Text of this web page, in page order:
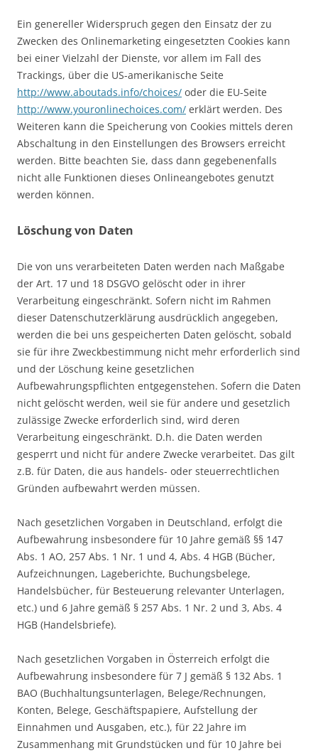
Ein genereller Widerspruch gegen den Einsatz der zu
Zwecken des Onlinemarketing eingesetzten Cookies kann
bei einer Vielzahl der Dienste, vor allem im Fall des
Trackings, über die US-amerikanische Seite
http://www.aboutads.info/choices/ oder die EU-Seite
http://www.youronlinechoices.com/ erklärt werden. Des
Weiteren kann die Speicherung von Cookies mittels deren
Abschaltung in den Einstellungen des Browsers erreicht
werden. Bitte beachten Sie, dass dann gegebenenfalls
nicht alle Funktionen dieses Onlineangebotes genutzt
werden können.
Löschung von Daten
Die von uns verarbeiteten Daten werden nach Maßgabe
der Art. 17 und 18 DSGVO gelöscht oder in ihrer
Verarbeitung eingeschränkt. Sofern nicht im Rahmen
dieser Datenschutzerklärung ausdrücklich angegeben,
werden die bei uns gespeicherten Daten gelöscht, sobald
sie für ihre Zweckbestimmung nicht mehr erforderlich sind
und der Löschung keine gesetzlichen
Aufbewahrungspflichten entgegenstehen. Sofern die Daten
nicht gelöscht werden, weil sie für andere und gesetzlich
zulässige Zwecke erforderlich sind, wird deren
Verarbeitung eingeschränkt. D.h. die Daten werden
gesperrt und nicht für andere Zwecke verarbeitet. Das gilt
z.B. für Daten, die aus handels- oder steuerrechtlichen
Gründen aufbewahrt werden müssen.
Nach gesetzlichen Vorgaben in Deutschland, erfolgt die
Aufbewahrung insbesondere für 10 Jahre gemäß §§ 147
Abs. 1 AO, 257 Abs. 1 Nr. 1 und 4, Abs. 4 HGB (Bücher,
Aufzeichnungen, Lageberichte, Buchungsbelege,
Handelsbücher, für Besteuerung relevanter Unterlagen,
etc.) und 6 Jahre gemäß § 257 Abs. 1 Nr. 2 und 3, Abs. 4
HGB (Handelsbriefe).
Nach gesetzlichen Vorgaben in Österreich erfolgt die
Aufbewahrung insbesondere für 7 J gemäß § 132 Abs. 1
BAO (Buchhaltungsunterlagen, Belege/Rechnungen,
Konten, Belege, Geschäftspapiere, Aufstellung der
Einnahmen und Ausgaben, etc.), für 22 Jahre im
Zusammenhang mit Grundstücken und für 10 Jahre bei